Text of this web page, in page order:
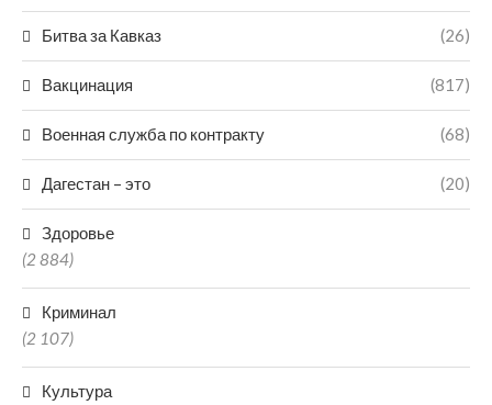
Битва за Кавказ (26)
Вакцинация (817)
Военная служба по контракту (68)
Дагестан – это (20)
Здоровье
(2 884)
Криминал
(2 107)
Культура